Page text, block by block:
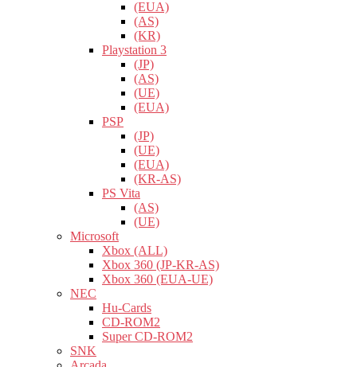
(EUA)
(AS)
(KR)
Playstation 3
(JP)
(AS)
(UE)
(EUA)
PSP
(JP)
(UE)
(EUA)
(KR-AS)
PS Vita
(AS)
(UE)
Microsoft
Xbox (ALL)
Xbox 360 (JP-KR-AS)
Xbox 360 (EUA-UE)
NEC
Hu-Cards
CD-ROM2
Super CD-ROM2
SNK